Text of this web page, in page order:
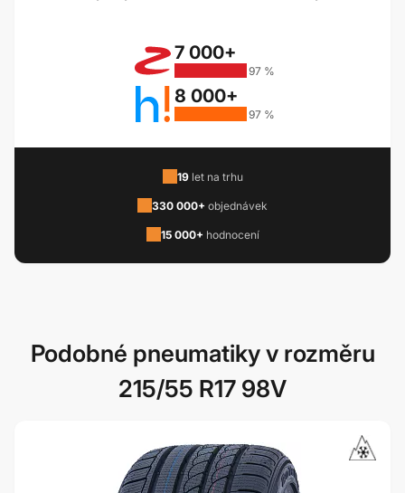
7 000+
97 %
8 000+
97 %
19let na trhu
330 000+ objednávek
15 000+ hodnocení
Podobné pneumatiky v rozměru
215/55 R17 98V